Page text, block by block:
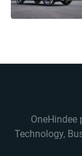
Technology,